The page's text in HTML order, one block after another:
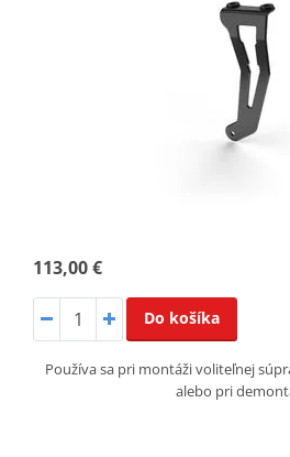
113,00 €
Do košíka
Používa sa pri montáži voliteľnej
alebo pri